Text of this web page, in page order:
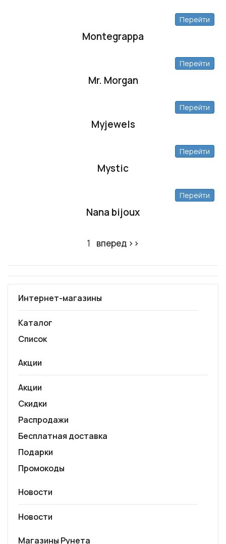
Перейти
Montegrappa
Перейти
Mr. Morgan
Перейти
Myjewels
Перейти
Mystic
Перейти
Nana bijoux
1 вперед ››
Интернет-магазины
Каталог
Список
Акции
Акции
Скидки
Распродажи
Бесплатная доставка
Подарки
Промокоды
Новости
Новости
Магазины Рунета